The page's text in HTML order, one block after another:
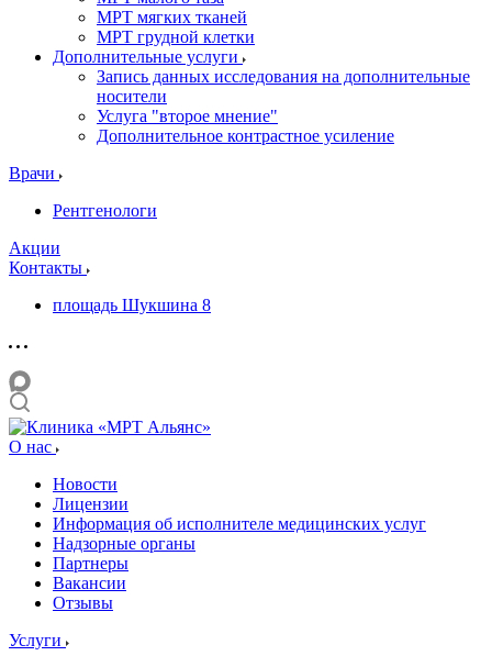
МРТ мягких тканей
МРТ грудной клетки
Дополнительные услуги
Запись данных исследования на дополнительные
носители
Услуга "второе мнение"
Дополнительное контрастное усиление
Врачи
Рентгенологи
Акции
Контакты
площадь Шукшина 8
О нас
Новости
Лицензии
Информация об исполнителе медицинских услуг
Надзорные органы
Партнеры
Вакансии
Отзывы
Услуги